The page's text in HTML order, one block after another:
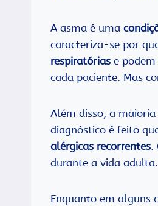
A asma é uma
caracteriza-se por
respiratórias e
cada paciente. Mas
Além disso, a
diagnóstico é feito
alérgicas recorrentes.
durante a vida adulta.
Enquanto em alguns